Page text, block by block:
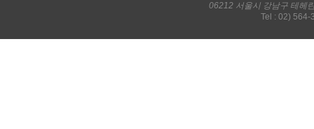
06212 서울시 강남구 테헤
Tel : 02) 564-